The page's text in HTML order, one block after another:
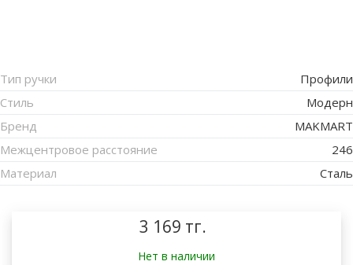
Тип ручки
Профили
Стиль
Модерн
Бренд
MAKMART
Межцентровое расстояние
246
Материал
Сталь
3 169 тг.
Нет в наличии